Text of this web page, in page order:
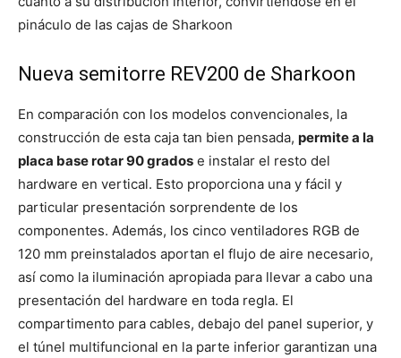
pináculo de las cajas de Sharkoon
Nueva semitorre REV200 de Sharkoon
En comparación con los modelos convencionales, la
construcción de esta caja tan bien pensada, permite a la
placa base rotar 90 grados e instalar el resto del
hardware en vertical. Esto proporciona una y fácil y
particular presentación sorprendente de los
componentes. Además, los cinco ventiladores RGB de
120 mm preinstalados aportan el flujo de aire necesario,
así como la iluminación apropiada para llevar a cabo una
presentación del hardware en toda regla. El
compartimento para cables, debajo del panel superior, y
el túnel multifuncional en la parte inferior garantizan una